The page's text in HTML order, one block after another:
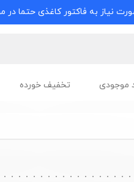
نیاز به فاکتور کاغذی حتما در
موجودی تخفیف خورده